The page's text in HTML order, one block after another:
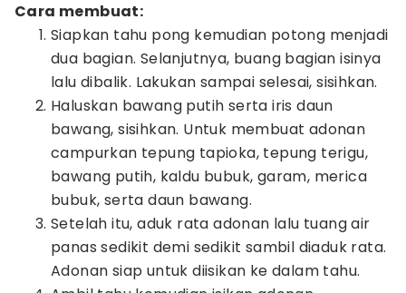
Cara membuat:
Siapkan tahu pong kemudian potong menjadi
dua bagian. Selanjutnya, buang bagian isinya
lalu dibalik. Lakukan sampai selesai, sisihkan.
Haluskan bawang putih serta iris daun
bawang, sisihkan. Untuk membuat adonan
campurkan tepung tapioka, tepung terigu,
bawang putih, kaldu bubuk, garam, merica
bubuk, serta daun bawang.
Setelah itu, aduk rata adonan lalu tuang air
panas sedikit demi sedikit sambil diaduk rata.
Adonan siap untuk diisikan ke dalam tahu.